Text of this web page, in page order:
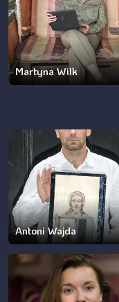
Martyna Wilk
Antoni Wajda